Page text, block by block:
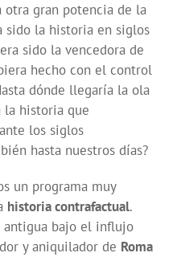
gran potencia de la
sido la historia en siglos
sido la vencedora de
hecho con el control
dónde llegaría la ola
la historia que
los siglos
hasta nuestros días?
un programa muy
historia contrafactual.
antigua bajo el influjo
y aniquilador de Roma